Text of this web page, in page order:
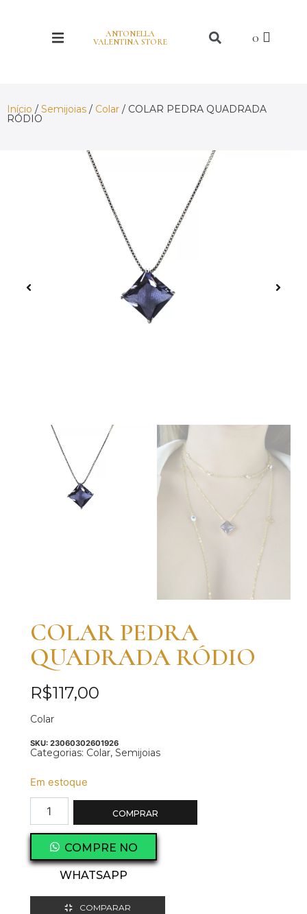
ANTONELLA
VALENTINA STORE
Início / Semijoias / Colar / COLAR PEDRA QUADRADA
RÓDIO
COLAR PEDRA
QUADRADA RÓDIO
R$117,00
Colar
SKU: 23060302601926
Categorias: Colar, Semijoias
Em estoque
COMPRAR
COMPRE NO
WHATSAPP
COMPARAR